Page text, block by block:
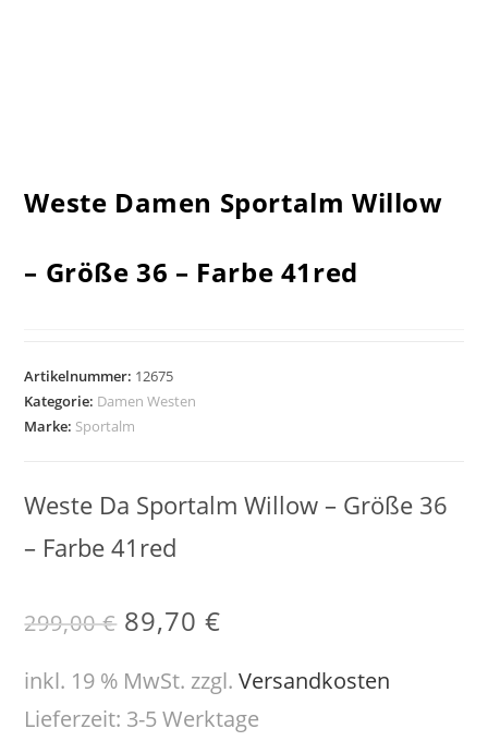
Weste Damen Sportalm Willow
– Größe 36 – Farbe 41red
Artikelnummer: 12675
Kategorie: Damen Westen
Marke: Sportalm
Weste Da Sportalm Willow – Größe 36
– Farbe 41red
299,00€ 89,70€
inkl. 19 % MwSt. zzgl.Versandkosten
Lieferzeit: 3-5 Werktage